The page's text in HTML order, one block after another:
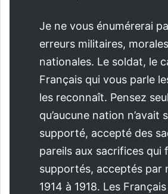
Je ne vous énumérerai
erreurs militaires,
nationales. Le soldat, le
Français qui vous parle
les reconnaît. Pensez
qu’aucune nation n’avait
supporté, accepté des
pareils aux sacrifices qui
supportés, acceptés par
1914 à 1918. Les